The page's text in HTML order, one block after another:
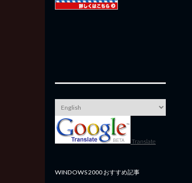
Translate
WINDOWS 2000 おすすめ記事